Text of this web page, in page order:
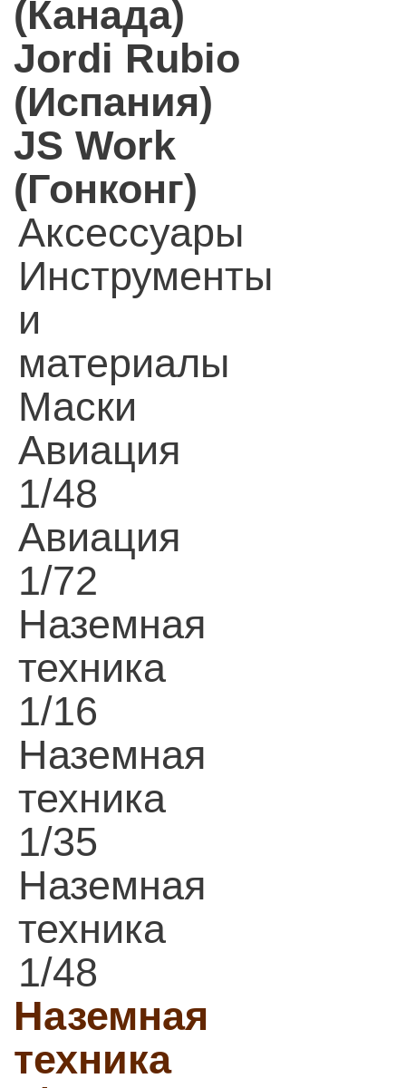
(Канада)
Jordi Rubio
(Испания)
JS Work
(Гонконг)
Аксессуары
Инструменты
и
материалы
Маски
Авиация
1/48
Авиация
1/72
Наземная
техника
1/16
Наземная
техника
1/35
Наземная
техника
1/48
Наземная
техника